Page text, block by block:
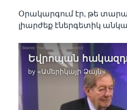
Օրակարգում էր, թե
լիարժեք էներգետիկ
by«Ամերիկայի Ձայն»